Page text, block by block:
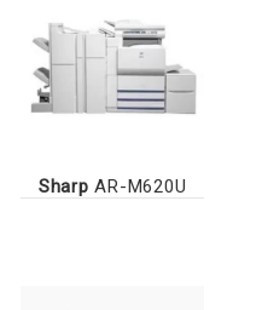
Sharp AR-M620U